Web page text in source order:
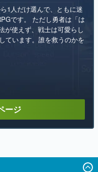
1人だけ選んで、ともに迷
です。 ただし勇者は「は
が使えず、戦士は可愛らし
ています。誰を救うのかを
ージ